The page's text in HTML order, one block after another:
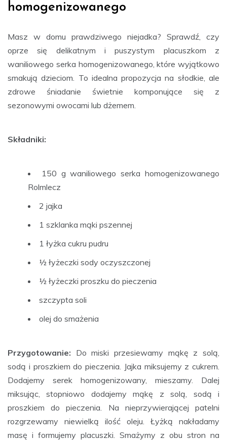
homogenizowanego
Masz w domu prawdziwego niejadka? Sprawdź, czy
oprze się delikatnym i puszystym placuszkom z
waniliowego serka homogenizowanego, które wyjątkowo
smakują dzieciom. To idealna propozycja na słodkie, ale
zdrowe śniadanie świetnie komponujące się z
sezonowymi owocami lub dżemem.
Składniki:
150 g waniliowego serka homogenizowanego
Rolmlecz
2 jajka
1 szklanka mąki pszennej
1 łyżka cukru pudru
½ łyżeczki sody oczyszczonej
½ łyżeczki proszku do pieczenia
szczypta soli
olej do smażenia
Przygotowanie: Do miski przesiewamy mąkę z solą,
sodą i proszkiem do pieczenia. Jajka miksujemy z cukrem.
Dodajemy serek homogenizowany, mieszamy. Dalej
miksując, stopniowo dodajemy mąkę z solą, sodą i
proszkiem do pieczenia. Na nieprzywierającej patelni
rozgrzewamy niewielką ilość oleju. Łyżką nakładamy
masę i formujemy placuszki. Smażymy z obu stron na